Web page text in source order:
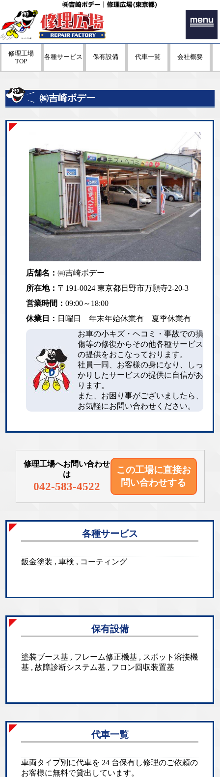
㈱吉崎ボデー｜修理広場(東京都)
menu
修理工場
TOP
各種サービス 保有設備 代車一覧 会社概要
㈱吉崎ボデー
店舗名：㈱吉崎ボデー
所在地： 〒191-0024 東京都日野市万願寺2-20-3
営業時間：09:00～18:00
休業日： 日曜日 年末年始休業有 夏季休業有
お車の小キズ・ヘコミ・事故での損
傷等の修復からその他各種サービス
の提供をおこなっております。
社員一同、お客様の身になり、しっ
かりしたサービスの提供に自信があ
ります。
また、お困り事がございましたら、
お気軽にお問い合わせください。
修理工場へお問い合わせ
は
042-583-4522
この工場に直接お
問い合わせする
各種サービス
鈑金塗装 , 車検 , コーティング
保有設備
塗装ブース基 , フレーム修正機基 , スポット溶接機
基 , 故障診断システム基 , フロン回収装置基
代車一覧
車両タイプ別に代車を 24 台保有し修理のご依頼の
お客様に無料で貸出しています。